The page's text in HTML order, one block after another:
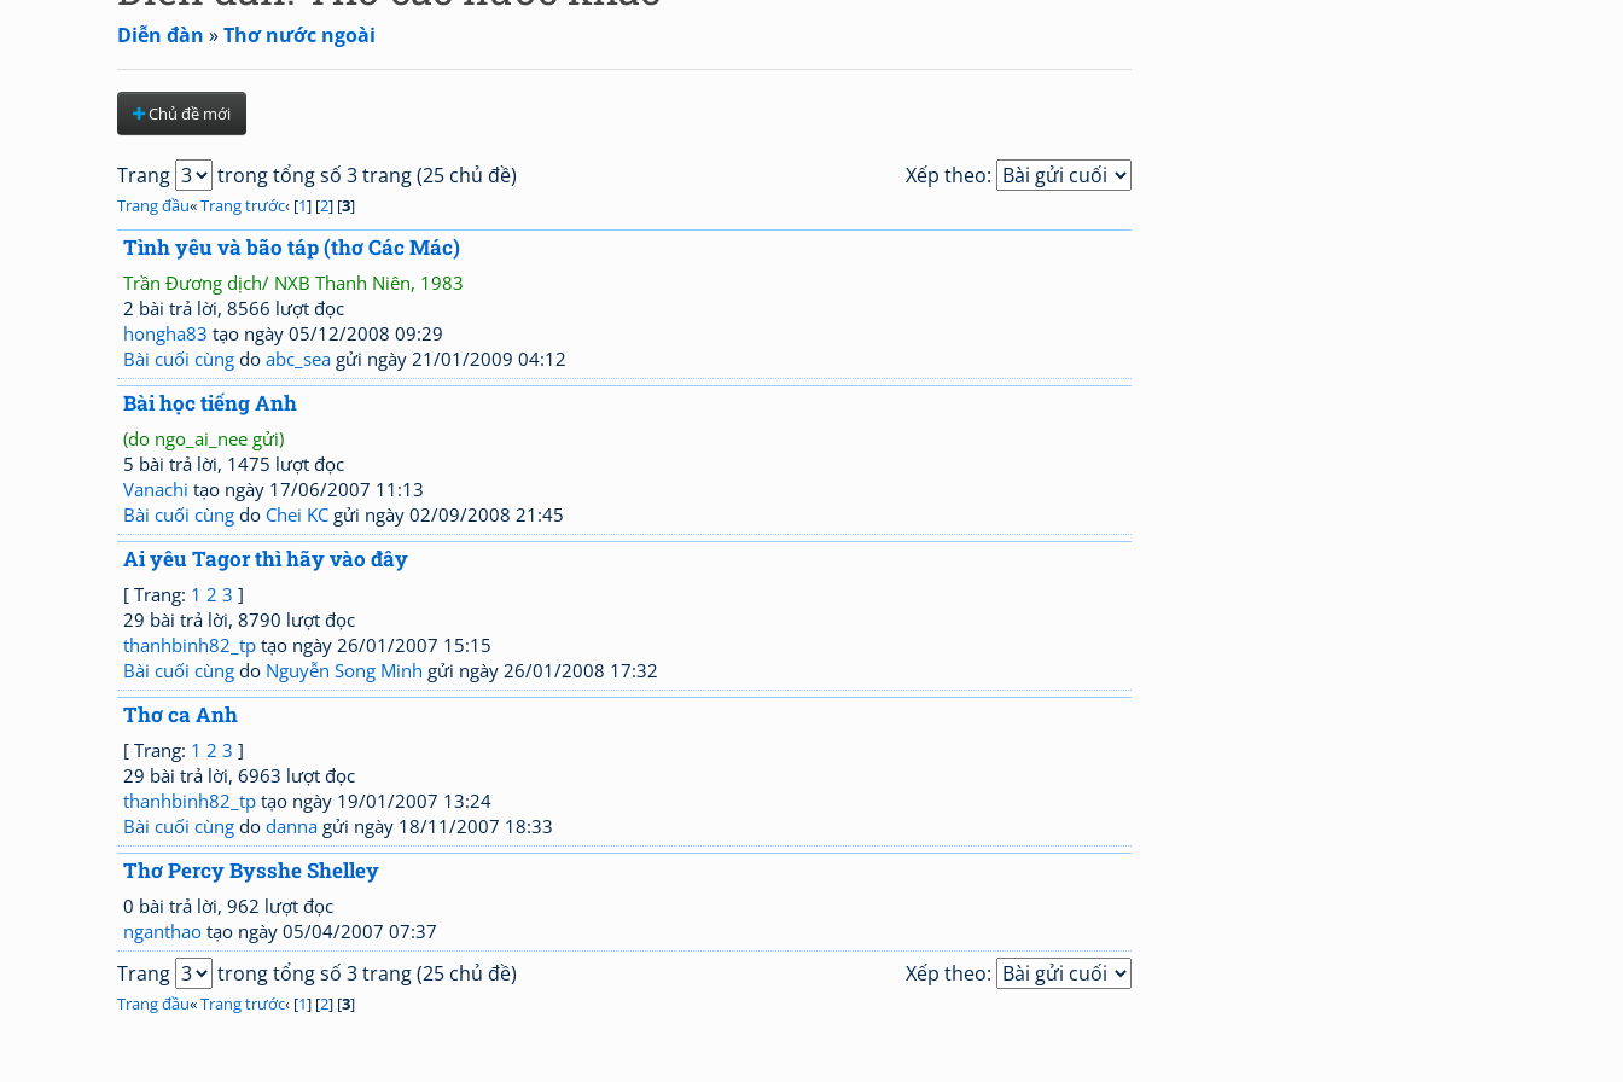
Diễn đàn »Thơ nước ngoài
Chủ đề mới
Trang trong tổng số 3 trang (25 chủ đề)
Trang đầu«Trang trước‹ [1] [2] [3]
Xếp theo:
Tình yêu và bão táp (thơ Các Mác)
Trần Đương dịch/ NXB Thanh Niên, 1983
2 bài trả lời, 8566 lượt đọc
hongha83 tạo ngày 05/12/2008 09:29
Bài cuối cùng do abc_sea gửi ngày 21/01/2009 04:12
Bài học tiếng Anh
(do ngo_ai_nee gửi)
5 bài trả lời, 1475 lượt đọc
Vanachi tạo ngày 17/06/2007 11:13
Bài cuối cùng do Chei KC gửi ngày 02/09/2008 21:45
Ai yêu Tagor thì hãy vào đây
[ Trang: 1 2 3 ]
29 bài trả lời, 8790 lượt đọc
thanhbinh82_tp tạo ngày 26/01/2007 15:15
Bài cuối cùng do Nguyễn Song Minh gửi ngày 26/01/2008 17:32
Thơ ca Anh
[ Trang: 1 2 3 ]
29 bài trả lời, 6963 lượt đọc
thanhbinh82_tp tạo ngày 19/01/2007 13:24
Bài cuối cùng do danna gửi ngày 18/11/2007 18:33
Thơ Percy Bysshe Shelley
0 bài trả lời, 962 lượt đọc
nganthao tạo ngày 05/04/2007 07:37
Trang trong tổng số 3 trang (25 chủ đề)
Trang đầu«Trang trước‹ [1] [2] [3]
Xếp theo: